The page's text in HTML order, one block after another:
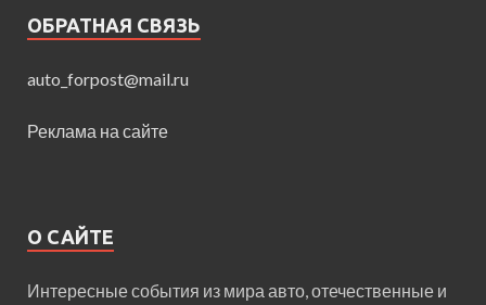
ОБРАТНАЯ СВЯЗЬ
auto_forpost@mail.ru
Реклама на сайте
О САЙТЕ
Интересные события из мира авто, отечественные и